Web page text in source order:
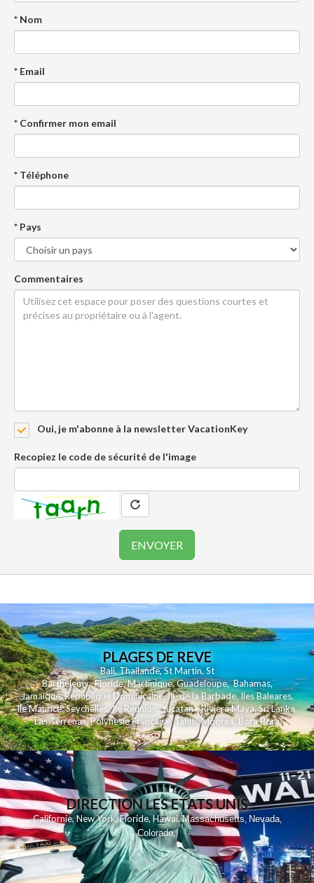
* Nom
* Email
* Confirmer mon email
* Téléphone
* Pays
Commentaires
Oui, je m'abonne à la newsletter VacationKey
Recopiez le code de sécurité de l'image
PLAGES DE REVE
Bali,Thailande,St Martin,St
Barthelemy,Floride,Martinique,Guadeloupe,Bahamas,
Jamaique,Republique Dominicaine,Ile de la Barbade,Iles Baleares,
Ile Maurice,Seychelles,Ile Reunion,Yucatan - Riviera Maya,Sri Lanka,
Las Terrenas,Polynesie Française,Tahiti,Moorea, Bora Bora
DIRECTION LES ETATS UNIS
Californie,New York,Floride,Hawai,Massachusetts, Nevada,
Colorado,